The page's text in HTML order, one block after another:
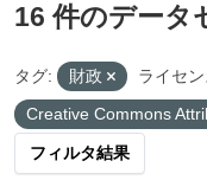
16 件のデータ
タグ: 財政
ライセ
Creative Commons
フィルタ結果